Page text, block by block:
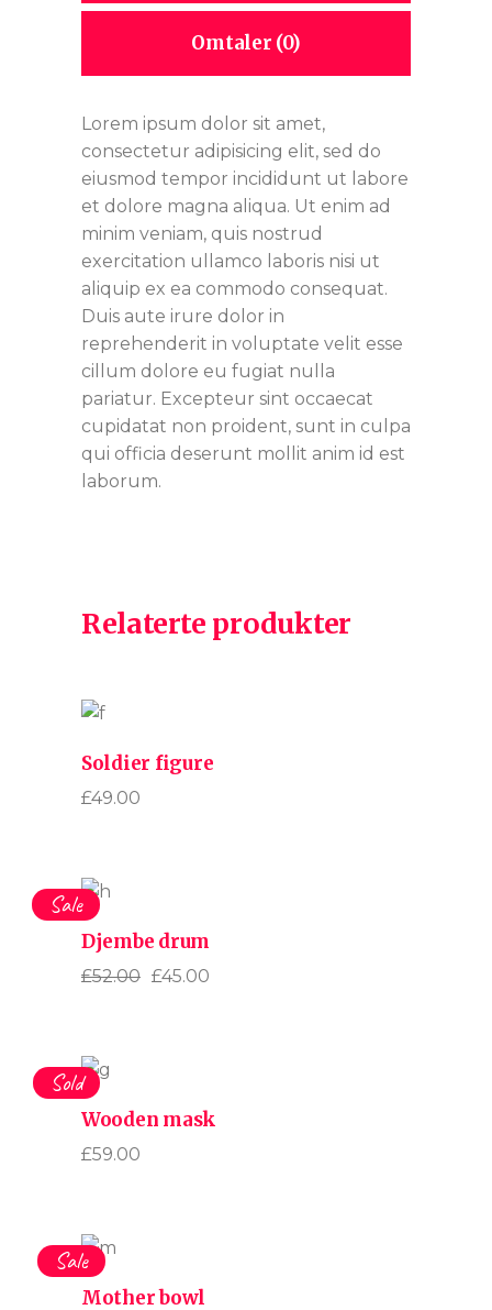
Omtaler (0)
Lorem ipsum dolor sit amet,
consectetur adipisicing elit, sed do
eiusmod tempor incididunt ut labore
et dolore magna aliqua. Ut enim ad
minim veniam, quis nostrud
exercitation ullamco laboris nisi ut
aliquip ex ea commodo consequat.
Duis aute irure dolor in
reprehenderit in voluptate velit esse
cillum dolore eu fugiat nulla
pariatur. Excepteur sint occaecat
cupidatat non proident, sunt in culpa
qui officia deserunt mollit anim id est
laborum.
Relaterte produkter
Soldier figure
£49.00
Sale
Djembe drum
£52.00
Opprinnelig
£45.00
Nåværende
Sold
Wooden mask
£59.00
Sale
Mother bowl